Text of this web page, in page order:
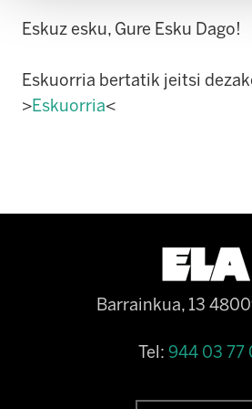
Eskuz esku, Gure Esku Dago!
Eskuorria bertatik jeitsi
>Eskuorria<
Barrainkua, 13
Tel: 944 03 77